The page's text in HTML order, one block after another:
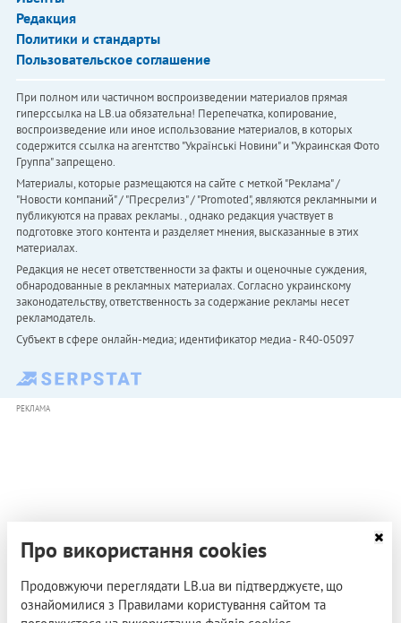
Редакция
Политики и стандарты
Пользовательское соглашение
При полном или частичном воспроизведении материалов прямая
гиперссылка на LB.ua обязательна! Перепечатка, копирование,
воспроизведение или иное использование материалов, в которых
содержится ссылка на агентство "Українськi Новини" и "Украинская Фото
Группа" запрещено.
Материалы, которые размещаются на сайте с меткой "Реклама" /
"Новости компаний" / "Пресрелиз" / "Promoted", являются рекламными и
публикуются на правах рекламы. , однако редакция участвует в
подготовке этого контента и разделяет мнения, высказанные в этих
материалах.
Редакция не несет ответственности за факты и оценочные суждения,
обнародованные в рекламных материалах. Согласно украинскому
законодательству, ответственность за содержание рекламы несет
рекламодатель.
Субъект в сфере онлайн-медиа; идентификатор медиа - R40-05097
РЕКЛАМА
Про використання cookies
Продовжуючи переглядати LB.ua ви підтверджуєте, що
ознайомилися з Правилами користування сайтом та